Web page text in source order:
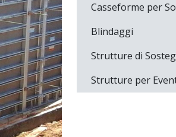
Casseforme per
Blindaggi
Strutture di
Strutture per